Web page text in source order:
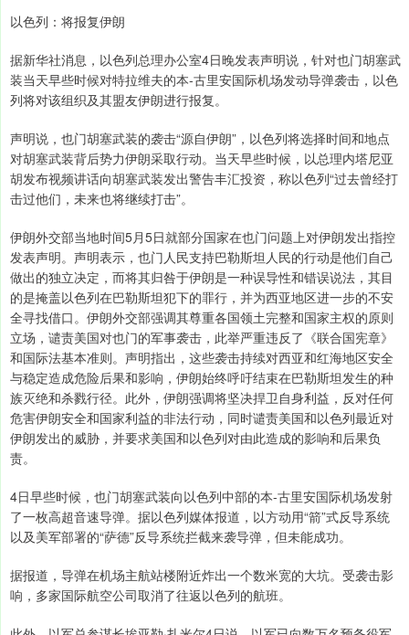
以色列：将报复伊朗
据新华社消息，以色列总理办公室4日晚发表声明说，针对也门胡塞武
装当天早些时候对特拉维夫的本-古里安国际机场发动导弹袭击，以色
列将对该组织及其盟友伊朗进行报复。
声明说，也门胡塞武装的袭击“源自伊朗”，以色列将选择时间和地点
对胡塞武装背后势力伊朗采取行动。当天早些时候，以总理内塔尼亚
胡发布视频讲话向胡塞武装发出警告丰汇投资，称以色列“过去曾经打
击过他们，未来也将继续打击”。
伊朗外交部当地时间5月5日就部分国家在也门问题上对伊朗发出指控
发表声明。声明表示，也门人民支持巴勒斯坦人民的行动是他们自己
做出的独立决定，而将其归咎于伊朗是一种误导性和错误说法，其目
的是掩盖以色列在巴勒斯坦犯下的罪行，并为西亚地区进一步的不安
全寻找借口。伊朗外交部强调其尊重各国领土完整和国家主权的原则
立场，谴责美国对也门的军事袭击，此举严重违反了《联合国宪章》
和国际法基本准则。声明指出，这些袭击持续对西亚和红海地区安全
与稳定造成危险后果和影响，伊朗始终呼吁结束在巴勒斯坦发生的种
族灭绝和杀戮行径。此外，伊朗强调将坚决捍卫自身利益，反对任何
危害伊朗安全和国家利益的非法行动，同时谴责美国和以色列最近对
伊朗发出的威胁，并要求美国和以色列对由此造成的影响和后果负
责。
4日早些时候，也门胡塞武装向以色列中部的本-古里安国际机场发射
了一枚高超音速导弹。据以色列媒体报道，以方动用“箭”式反导系统
以及美军部署的“萨德”反导系统拦截来袭导弹，但未能成功。
据报道，导弹在机场主航站楼附近炸出一个数米宽的大坑。受袭击影
响，多家国际航空公司取消了往返以色列的航班。